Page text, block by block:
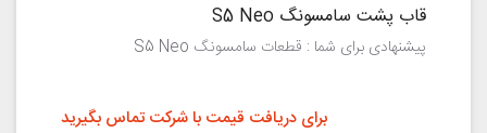
قاب پشت سامسونگ S5 Neo
پیشنهادی برای شما : قطعات سامسونگ S5 Neo
برای دریافت قیمت با شرکت تماس بگیرید